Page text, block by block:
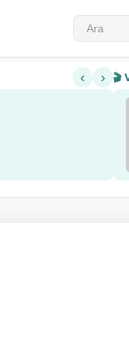
‹ › 🎬
Sabahattin Ali